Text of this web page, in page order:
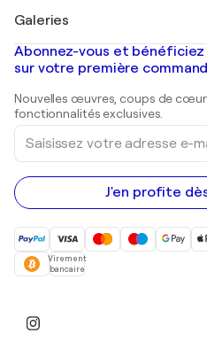
Banksy
Mr. Brainwash
Shepard Fairey
Tableaux abstraits à vendre
Peintures de paysage
Estampes
Peintures acryliques
Galeries
Galeries d'art en France
Galeries d'art en Belgique
Abonnez-vous et bénéficiez
sur votre première
Nouvelles œuvres, coups de cœur
fonctionnalités exclusives.
Saisissez
votre
adresse
e-
mail
J'en profite
Virement
bancaire